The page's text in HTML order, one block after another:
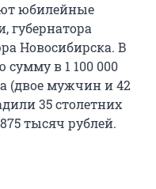
юбилейные
губернатора
Новосибирска. В
в 1 100 000
(двое мужчин и 42
35 столетних
тысяч рублей.